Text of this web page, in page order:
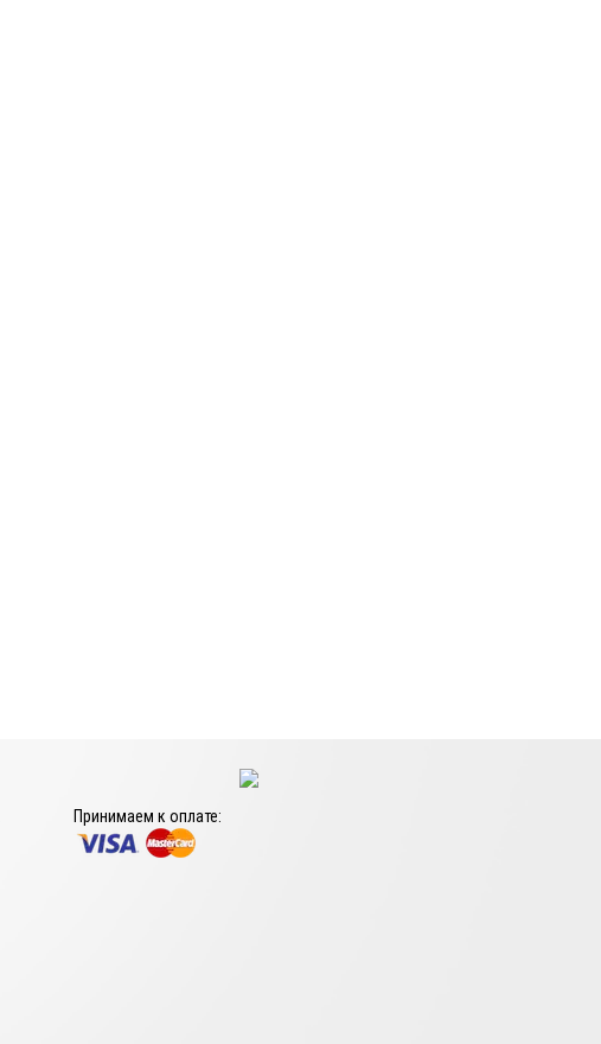
Принимаем к оплате: